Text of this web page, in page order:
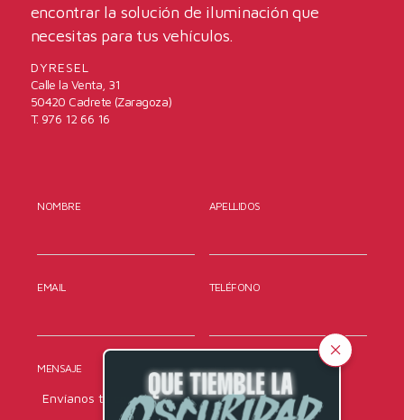
encontrar la solución de iluminación que
necesitas para tus vehículos.
DYRESEL
Calle la Venta, 31
50420 Cadrete (Zaragoza)
T. 976 12 66 16
NOMBRE APELLIDOS
EMAIL TELÉFONO
MENSAJE